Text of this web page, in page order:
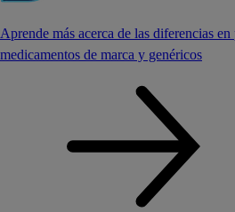
Aprende más acerca de las diferencias
medicamentos de marca y genéricos